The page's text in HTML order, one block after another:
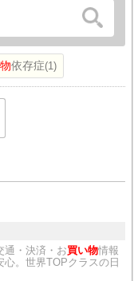
依存症 1
通・決済・お買い物情報
。世界TOPクラスの日